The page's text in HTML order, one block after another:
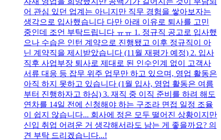
어 관심 있던 업계는 아니지만 직무 경험을 쌓아보자는
생각으로 입사했습니다 다만 아래 이유로 퇴사를 고민
중인데 조언 부탁드립니다 ㅠㅠ 1. 정규직 공고로 입사했
으나 수습은 인턴 계약으로 진행됐고 이후 정규직이 아
닌 계약직을 제시받았습니다 (11월 재평가 예정) 2. 입사
직후 사업부장 퇴사로 제대로 된 인수인계 없이 고객사
서류 대응 등 잡무 위주 업무만 하고 있으며, 영업 활동은
아직 하지 못하고 있습니다 (1월 입사, 영업 활동은 여름
부터 진행하자고 하심) 3. 재직 중 이직 준비를 하려 해도
연차를 14일 전에 신청해야 하는 구조라 면접 일정 조율
이 쉽지 않습니다... 회사에 정은 모두 떨어진 상황이지만
신입 취업 어려운 거 생각해서라도 남는 게 좋을까요? 의
견 부탁 드리겠습니다...!